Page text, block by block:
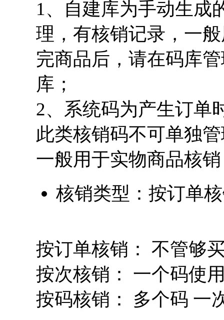
1、自建库为手动生
理，有核销记录，一
完商品后，请在码库
库；
2、系统码为产生订单
此类核销码不可单独
一般用于实物商品核
核销类型：按订单
按订单核销： 不管够
按次核销： 一个码使
按码核销： 多个码 一